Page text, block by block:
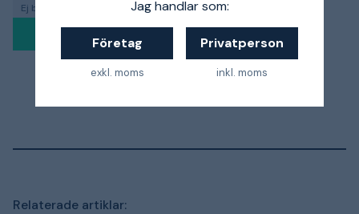
Jag handlar som:
Företag
exkl. moms
Privatperson
inkl. moms
Ej beställningsbar för tillfället
Relaterade artiklar: